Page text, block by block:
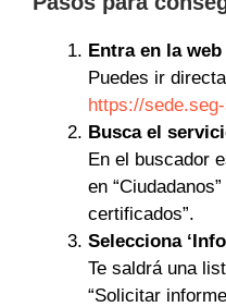
Entra en la
Puedes ir
https://
Busca el
En el buscador
en
certificados”.
Selecciona
Te saldrá una
“Solicitar